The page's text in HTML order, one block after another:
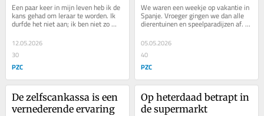
Een paar keer in mijn leven heb ik de
kans gehad om leraar te worden. Ik
durfde het niet aan; ik ben niet zo
goed met grote groepen en ik heb
te...
12.05.2026
30
PZC
We waren een weekje op vakantie in
Spanje. Vroeger gingen we dan alle
dierentuinen en speelparadijzen af.
Nooit gedacht dat ik daar nog eens
met...
05.05.2026
40
PZC
De zelfscankassa is een
vernederende ervaring
Op heterdaad betrapt in
de supermarkt